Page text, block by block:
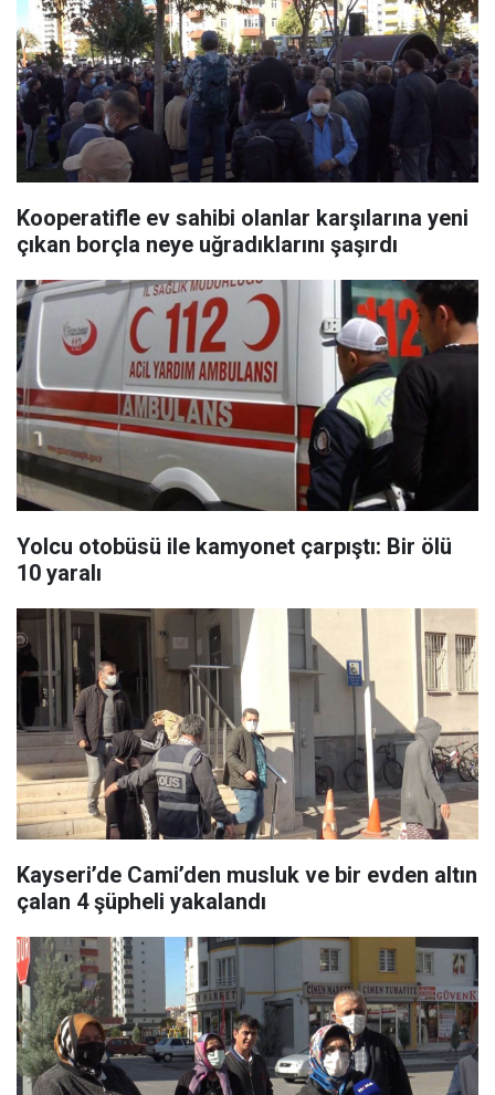
Kooperatifle ev sahibi olanlar karşılarına yeni
çıkan borçla neye uğradıklarını şaşırdı
Yolcu otobüsü ile kamyonet çarpıştı: Bir ölü
10 yaralı
Kayseri’de Cami’den musluk ve bir evden altın
çalan 4 şüpheli yakalandı